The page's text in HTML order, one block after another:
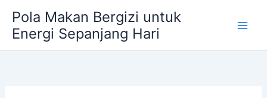
content
Pola Makan Bergizi untuk
Energi Sepanjang Hari